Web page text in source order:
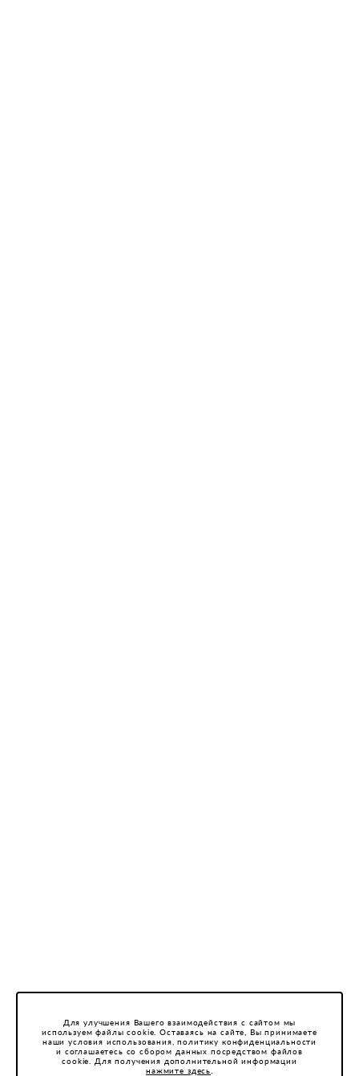
Для улучшения Вашего взаимодействия с сайтом мы
используем файлы cookie. Оставаясь на сайте, Вы принимаете
наши условия использования, политику конфиденциальности
и соглашаетесь со сбором данных посредством файлов
cookie. Для получения дополнительной информации
нажмите здесь